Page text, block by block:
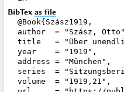
BibTex as file
@Book{Szász1919,
author  = "Szász,
title   = "Über
year    = "1919",
address = "München",
series  =
volume  = "1919,21",